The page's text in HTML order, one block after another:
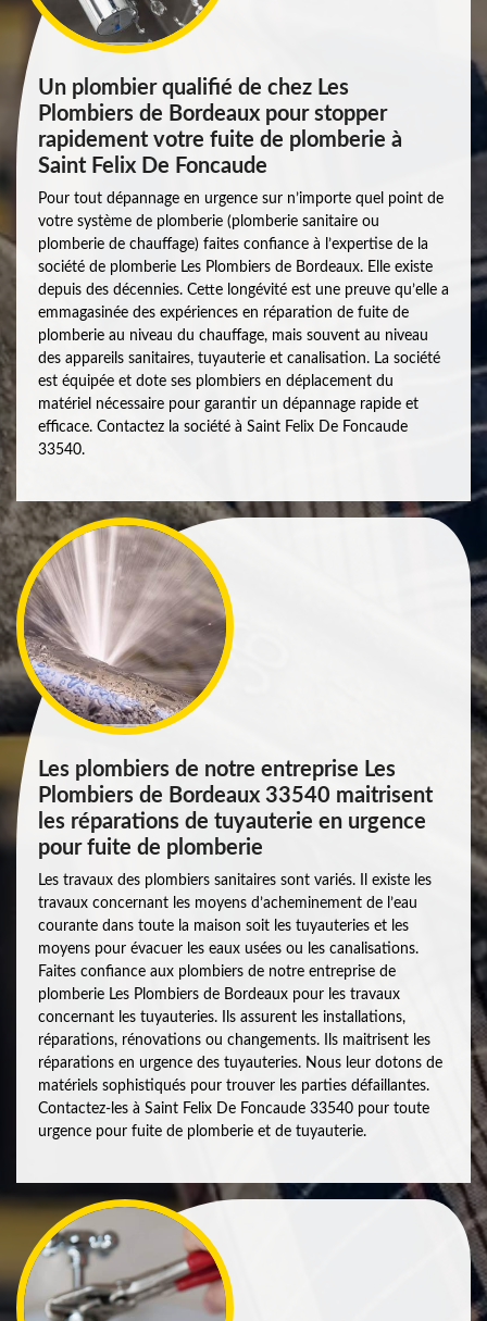
Un plombier qualifié de chez Les
Plombiers de Bordeaux pour stopper
rapidement votre fuite de plomberie à
Saint Felix De Foncaude
Pour tout dépannage en urgence sur n’importe quel point de
votre système de plomberie (plomberie sanitaire ou
plomberie de chauffage) faites confiance à l’expertise de la
société de plomberie Les Plombiers de Bordeaux. Elle existe
depuis des décennies. Cette longévité est une preuve qu’elle a
emmagasinée des expériences en réparation de fuite de
plomberie au niveau du chauffage, mais souvent au niveau
des appareils sanitaires, tuyauterie et canalisation. La société
est équipée et dote ses plombiers en déplacement du
matériel nécessaire pour garantir un dépannage rapide et
efficace. Contactez la société à Saint Felix De Foncaude
33540.
Les plombiers de notre entreprise Les
Plombiers de Bordeaux 33540 maitrisent
les réparations de tuyauterie en urgence
pour fuite de plomberie
Les travaux des plombiers sanitaires sont variés. Il existe les
travaux concernant les moyens d’acheminement de l’eau
courante dans toute la maison soit les tuyauteries et les
moyens pour évacuer les eaux usées ou les canalisations.
Faites confiance aux plombiers de notre entreprise de
plomberie Les Plombiers de Bordeaux pour les travaux
concernant les tuyauteries. Ils assurent les installations,
réparations, rénovations ou changements. Ils maitrisent les
réparations en urgence des tuyauteries. Nous leur dotons de
matériels sophistiqués pour trouver les parties défaillantes.
Contactez-les à Saint Felix De Foncaude 33540 pour toute
urgence pour fuite de plomberie et de tuyauterie.